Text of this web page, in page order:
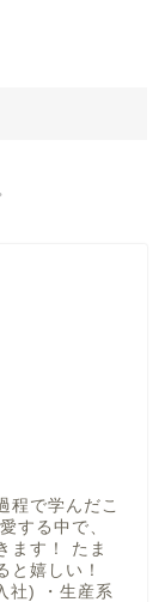
程で学んだこ
する中で、
ます！ たま
と嬉しい！
社) ・生産系